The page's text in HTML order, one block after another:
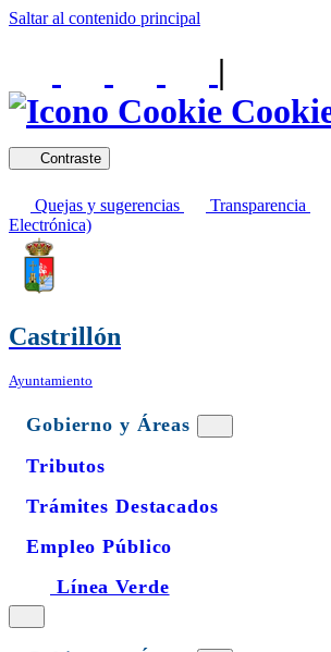
Saltar al contenido principal
|
Contraste
Quejas y sugerencias Transparencia
Electrónica)
Castrillón
Ayuntamiento
Gobierno y Áreas
Tributos
Trámites Destacados
Empleo Público
Línea Verde